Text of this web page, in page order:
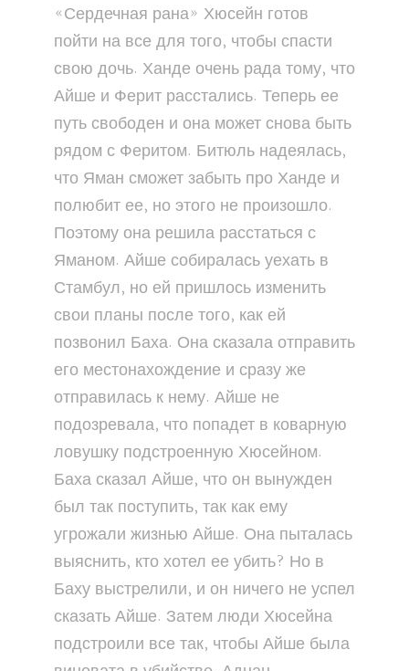
«Сердечная рана» Хюсейн готов
пойти на все для того, чтобы спасти
свою дочь. Ханде очень рада тому, что
Айше и Ферит расстались. Теперь ее
путь свободен и она может снова быть
рядом с Феритом. Битюль надеялась,
что Яман сможет забыть про Ханде и
полюбит ее, но этого не произошло.
Поэтому она решила расстаться с
Яманом. Айше собиралась уехать в
Стамбул, но ей пришлось изменить
свои планы после того, как ей
позвонил Баха. Она сказала отправить
его местонахождение и сразу же
отправилась к нему. Айше не
подозревала, что попадет в коварную
ловушку подстроенную Хюсейном.
Баха сказал Айше, что он вынужден
был так поступить, так как ему
угрожали жизнью Айше. Она пыталась
выяснить, кто хотел ее убить? Но в
Баху выстрелили, и он ничего не успел
сказать Айше. Затем люди Хюсейна
подстроили все так, чтобы Айше была